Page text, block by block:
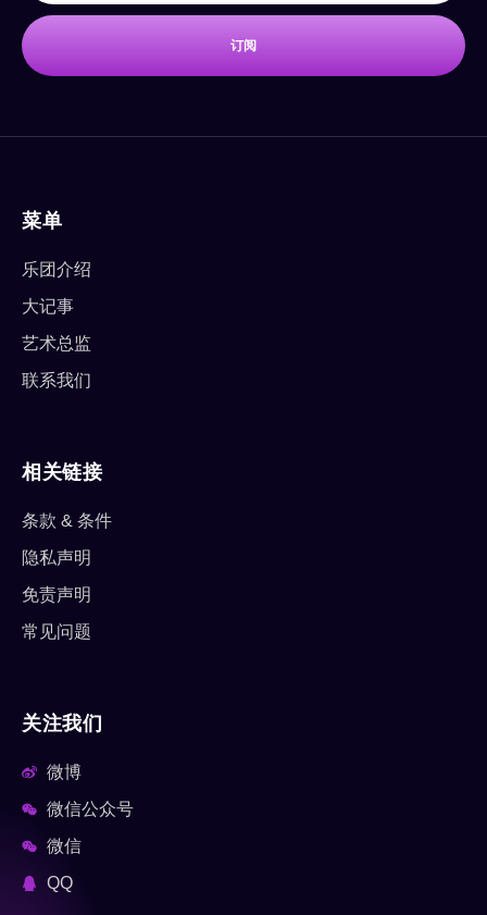
订阅
菜单
乐团介绍
大记事
艺术总监
联系我们
相关链接
条款 & 条件
隐私声明
免责声明
常见问题
关注我们
微博
微信公众号
微信
QQ